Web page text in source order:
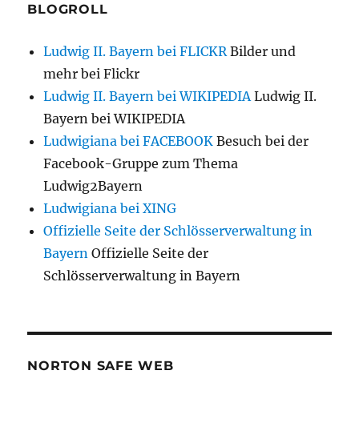
BLOGROLL
Ludwig II. Bayern bei FLICKR Bilder und
mehr bei Flickr
Ludwig II. Bayern bei WIKIPEDIA Ludwig II.
Bayern bei WIKIPEDIA
Ludwigiana bei FACEBOOK Besuch bei der
Facebook-Gruppe zum Thema
Ludwig2Bayern
Ludwigiana bei XING
Offizielle Seite der Schlösserverwaltung in
Bayern Offizielle Seite der
Schlösserverwaltung in Bayern
NORTON SAFE WEB